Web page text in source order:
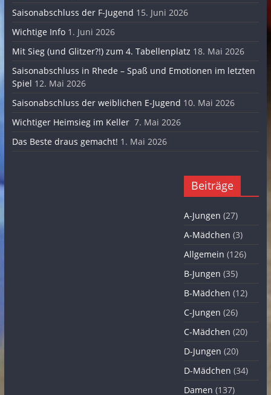
Saisonabschluss der F-Jugend 15. Juni 2026
Wichtige Info 1. Juni 2026
Mit Sieg (und Glitzer?!) zum 4. Tabellenplatz 18. Mai 2026
Saisonabschluss in Rhede – Spaß und Emotionen im letzten
Spiel 12. Mai 2026
Saisonabschluss der weiblichen E-Jugend 10. Mai 2026
Wichtiger Heimsieg im Keller 7. Mai 2026
Das Beste draus gemacht! 1. Mai 2026
Beiträge
A-Jungen (27)
A-Mädchen (3)
Allgemein (126)
B-Jungen (35)
B-Mädchen (12)
C-Jungen (26)
C-Mädchen (20)
D-Jungen (20)
D-Mädchen (34)
Damen (137)